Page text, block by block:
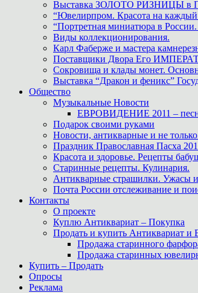
Выставка ЗОЛОТО РИЗНИЦЫ в
“Ювелирпром. Красота на каждый
“Портретная миниатюра в
Виды коллекционирования.
Карл Фаберже и мастера
Поставщики Двора Его
Сокровища и клады монет.
Выставка “Дракон и феникс”
Общество
Музыкальные Новости
ЕВРОВИДЕНИЕ 2011 –
Подарок своими руками
Новости, антикварные и не
Праздник Православная Пасха
Красота и здоровье. Рецепты
Старинные рецепты. Кулинария.
Антикварные страшилки. Ужасы
Почта России отслеживание и
Контакты
О проекте
Куплю Антиквариат – Покупка
Продать и купить Антиквариат и
Продажа старинного
Продажа старинных
Купить – Продать
Опросы
Реклама